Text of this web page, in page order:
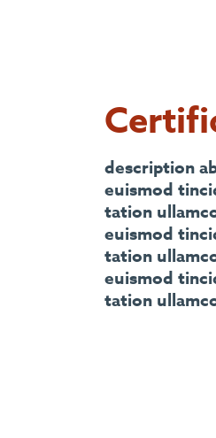
description
euismod
tation
euismod
tation
euismod
tation